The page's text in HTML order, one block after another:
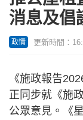
消息及倡
政情 更新時間：
《施政報告
正同步就《施
公眾意見。《